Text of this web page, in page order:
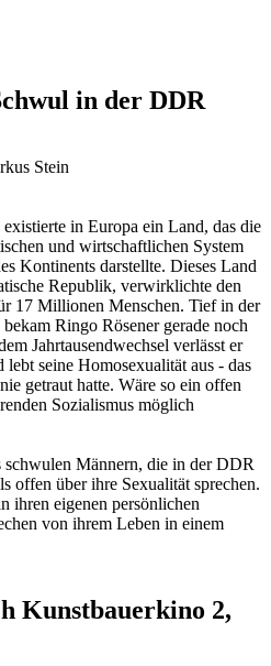
in der DDR
Stein
in Europa ein Land, das die
und wirtschaftlichen System
Kontinents darstellte. Dieses Land
Republik, verwirklichte den
17 Millionen Menschen. Tief in der
Ringo Rösener gerade noch
Jahrtausendwechsel verlässt er
seine Homosexualität aus - das
getraut hatte. Wäre so ein offen
Sozialismus möglich
schwulen Männern, die in der DDR
offen über ihre Sexualität sprechen.
ihren eigenen persönlichen
von ihrem Leben in einem
h Kunstbauerkino 2,